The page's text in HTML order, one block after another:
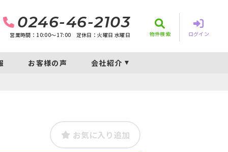
0246-46-2103
営業時間：10:00〜17:00 定休日：火曜日 水曜日 物件検索 ログイン
お客様の声 会社紹介
お気に入り追加